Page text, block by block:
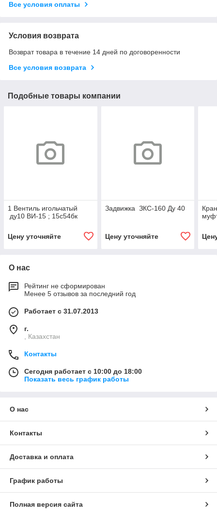
Все условия оплаты
Условия возврата
Возврат товара в течение 14 дней по договоренности
Все условия возврата
Подобные товары компании
1 Вентиль игольчатый
ду10 ВИ-15 ; 15с54бк
Цену уточняйте
Задвижка ЗКС-160 Ду 40
Цену уточняйте
О нас
Рейтинг не сформирован
Менее 5 отзывов за последний год
Работает с 31.07.2013
г.
, Казахстан
Контакты
Сегодня работает с 10:00 до 18:00
Показать весь график работы
О нас
Контакты
Доставка и оплата
График работы
Полная версия сайта